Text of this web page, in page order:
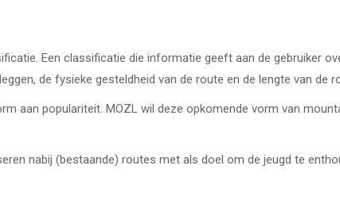
Een classificatie die informatie geeft aan de gebruiker
de fysieke gesteldheid van de route en de lengte van de
aan populariteit. MOZL wil deze opkomende vorm van
nabij (bestaande) routes met als doel om de jeugd te